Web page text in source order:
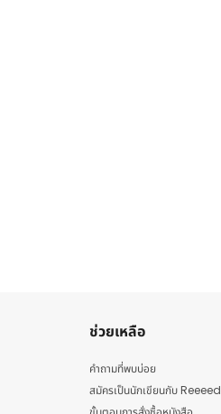
ช่วยเหลือ
คำถามที่พบบ่อย
สมัครเป็นนักเขียนกับ Reeeed